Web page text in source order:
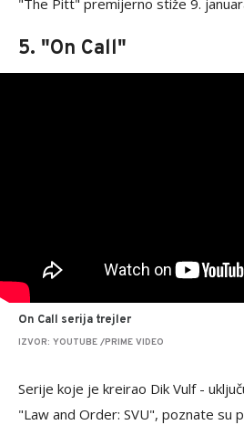
"The Pitt" premijerno stiže 9.
5. "On Call"
On Call serija trejler
IZVOR: YOUTUBE /PRIME VIDEO
Serije koje je kreirao Dik Vulf -
"Law and Order: SVU", poznate su